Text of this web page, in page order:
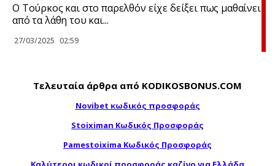
Ο Τούρκος και στο παρελθόν είχε δείξει πως μαθαίνει
από τα λάθη του και...
27/03/2025 02:59
Τελευταία άρθρα από KODIKOSBONUS.COM
Novibet κωδικός προσφοράς
Stoiximan Κωδικός Προσφοράς
Pamestoixima Κωδικός Προσφοράς